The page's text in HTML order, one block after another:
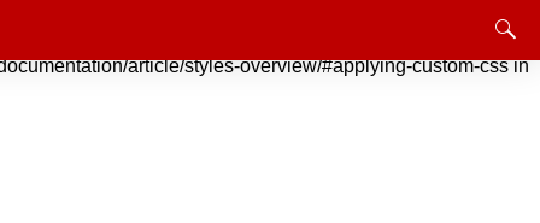
article/styles-overview/#applying-custom-css in